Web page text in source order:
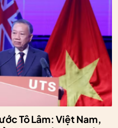
Tô Lâm: Việt Nam,